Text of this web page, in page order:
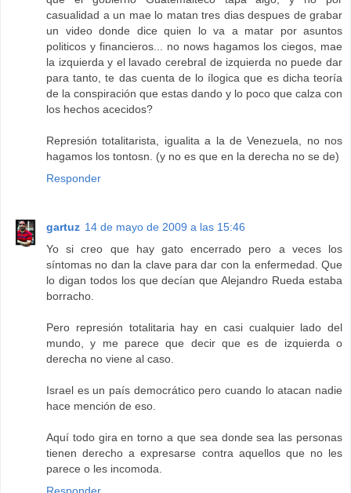
casualidad a un mae lo matan tres dias despues de grabar
un video donde dice quien lo va a matar por asuntos
politicos y financieros... no nows hagamos los ciegos, mae
la izquierda y el lavado cerebral de izquierda no puede dar
para tanto, te das cuenta de lo ílogica que es dicha teoría
de la conspiración que estas dando y lo poco que calza con
los hechos acecidos?
Represión totalitarista, igualita a la de Venezuela, no nos
hagamos los tontosn. (y no es que en la derecha no se de)
Responder
gartuz 14 de mayo de 2009 a las 15:46
Yo si creo que hay gato encerrado pero a veces los
síntomas no dan la clave para dar con la enfermedad. Que
lo digan todos los que decían que Alejandro Rueda estaba
borracho.
Pero represión totalitaria hay en casi cualquier lado del
mundo, y me parece que decir que es de izquierda o
derecha no viene al caso.
Israel es un país democrático pero cuando lo atacan nadie
hace mención de eso.
Aquí todo gira en torno a que sea donde sea las personas
tienen derecho a expresarse contra aquellos que no les
parece o les incomoda.